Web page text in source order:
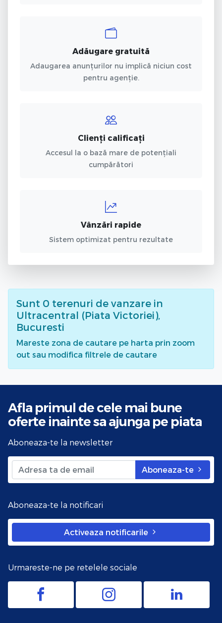
Adăugare gratuită
Adaugarea anunțurilor nu implică niciun cost
pentru agenție.
Clienți calificați
Accesul la o bază mare de potențiali
cumpărători
Vânzări rapide
Sistem optimizat pentru rezultate
Sunt 0 terenuri de vanzare in
Ultracentral (Piata Victoriei),
Bucuresti
Mareste zona de cautare pe harta prin zoom
out sau modifica filtrele de cautare
Afla primul de cele mai bune
oferte inainte sa ajunga pe piata
Aboneaza-te la newsletter
Aboneaza-te
Aboneaza-te la notificari
Activeaza notificarile
Urmareste-ne pe retelele sociale